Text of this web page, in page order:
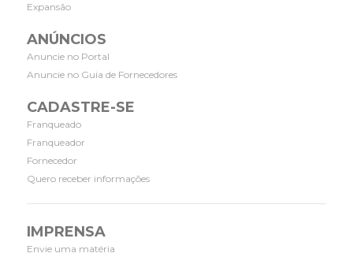
Expansão
ANÚNCIOS
Anuncie no Portal
Anuncie no Guia de Fornecedores
CADASTRE-SE
Franqueado
Franqueador
Fornecedor
Quero receber informações
IMPRENSA
Envie uma matéria